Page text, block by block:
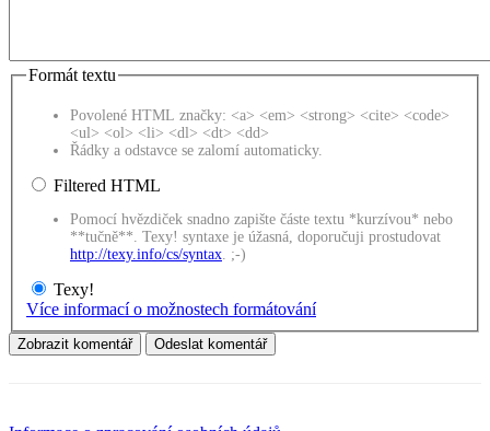
Formát textu
Povolené HTML značky: <a> <em> <strong> <cite> <code>
<ul> <ol> <li> <dl> <dt> <dd>
Řádky a odstavce se zalomí automaticky.
Filtered HTML
Pomocí hvězdiček snadno zapište částe textu *kurzívou* nebo
**tučně**. Texy! syntaxe je úžasná, doporučuji prostudovat
http://texy.info/cs/syntax . ;-)
Texy!
Více informací o možnostech formátování